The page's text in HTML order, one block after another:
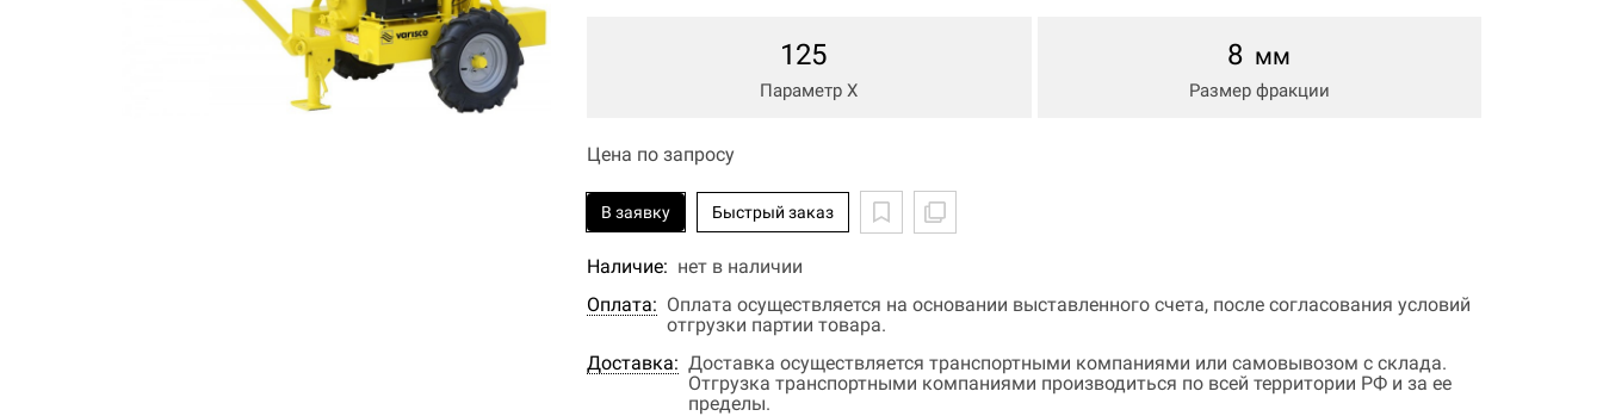
125
Параметр Х
8 мм
Размер фракции
Цена по запросу
В заявку Быстрый заказ
Наличие: нет в наличии
Оплата: Оплата осуществляется на основании выставленного счета, после согласования условий
отгрузки партии товара.
Доставка: Доставка осуществляется транспортными компаниями или самовывозом с склада.
Отгрузка транспортными компаниями производиться по всей территории РФ и за ее
пределы.